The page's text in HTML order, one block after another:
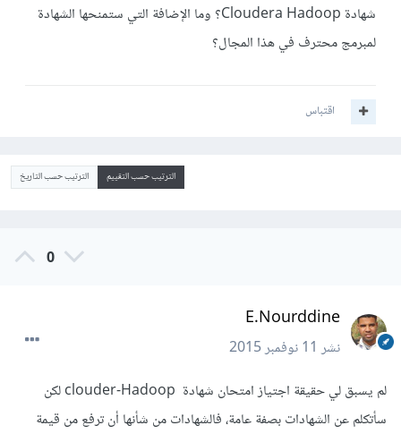
شهادة
Cloudera Hadoop؟ وما الإضافة التي ستمنحها الشهادة
لمبرمج محترف في هذا المجال؟
اقتباس
الترتيب حسب التقييم الترتيب حسب التاريخ
0
E.Nourddine
نشر11 نوفمبر 2015
لم يسبق لي حقيقة اجتياز امتحان شهادة clouder-Hadoop لكن
سأتكلم عن الشهادات بصفة عامة، فالشهادات من شأنها أن ترفع من قيمة